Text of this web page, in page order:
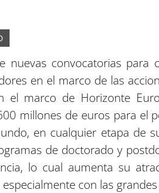
convocatorias para
en el marco de las
el marco de Horizonte
millones de euros para el
en cualquier etapa de
de doctorado y
lo cual aumenta su
con las